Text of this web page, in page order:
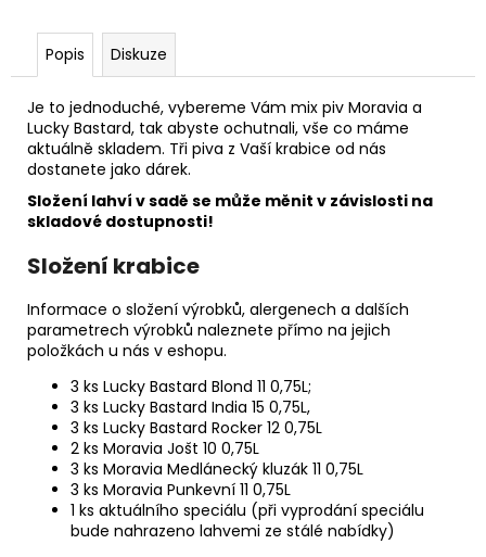
Popis Diskuze
Je to jednoduché, vybereme Vám mix piv Moravia a
Lucky Bastard, tak abyste ochutnali, vše co máme
aktuálně skladem. Tři piva z Vaší krabice od nás
dostanete jako dárek.
Složení lahví v sadě se může měnit v závislosti na
skladové dostupnosti!
Složení krabice
Informace o složení výrobků, alergenech a dalších
parametrech výrobků naleznete přímo na jejich
položkách u nás v eshopu.
3 ks Lucky Bastard Blond 11 0,75L;
3 ks Lucky Bastard India 15 0,75L,
3 ks Lucky Bastard Rocker 12 0,75L
2 ks Moravia Jošt 10 0,75L
3 ks Moravia Medlánecký kluzák 11 0,75L
3 ks Moravia Punkevní 11 0,75L
1 ks aktuálního speciálu (při vyprodání speciálu
bude nahrazeno lahvemi ze stálé nabídky)